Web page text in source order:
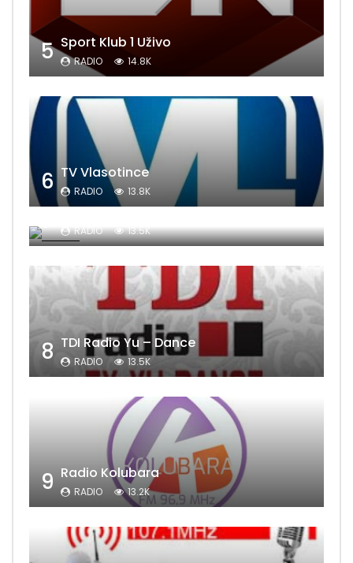
5 Sport Klub 1 Uživo
RADIO 14.8K
6 TV Vlasotince
RADIO 13.8K
7 Sat Televizija
RADIO 13.5K
8 TDI Radio Yu – Dance
RADIO 13.5K
9 Radio Kolubara
RADIO 13.2K